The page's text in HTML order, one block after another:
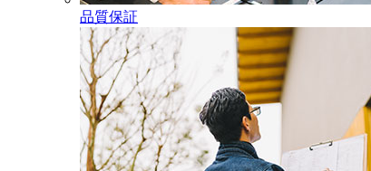
品質保証